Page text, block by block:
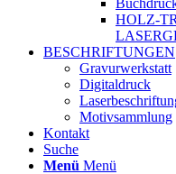
HOLZ-
BESCHRIFTUNGEN
Gravurwerkstatt
Digitaldruck
Motivsammlung
Kontakt
Suche
Menü Menü